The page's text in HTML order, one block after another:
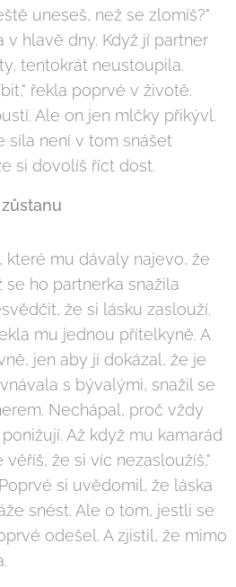
uneseš, než se zlomíš?"
v hlavě dny. Když jí partner
tentokrát neustoupila.
řekla poprvé v životě.
Ale on jen mlčky přikývl.
síla není v tom snášet
si dovolíš říct dost.
které mu dávaly najevo, že
se ho partnerka snažila
že si lásku zaslouží.
mu jednou přítelkyně. A
jen aby jí dokázal, že je
s bývalými, snažil se
Nechápal, proč vždy
Až když mu kamarád
věříš, že si víc nezasloužíš,"
si uvědomil, že láska
snést. Ale o tom, jestli se
odešel. A zjistil, že mimo